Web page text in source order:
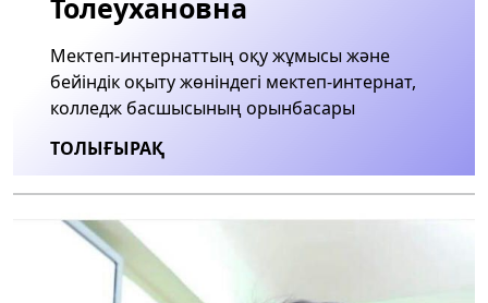
Мектеп-интернаттың оқу жұмысы және
бейіндік оқыту жөніндегі мектеп-интернат,
колледж басшысының орынбасары
ТОЛЫҒЫРАҚ